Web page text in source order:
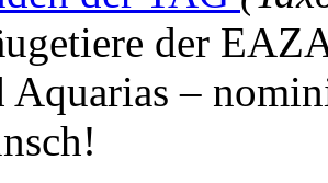
der
Aquarias –